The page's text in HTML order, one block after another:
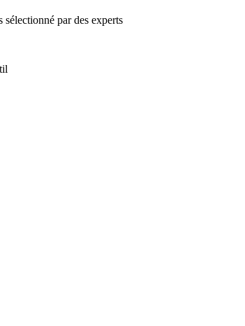
par des experts